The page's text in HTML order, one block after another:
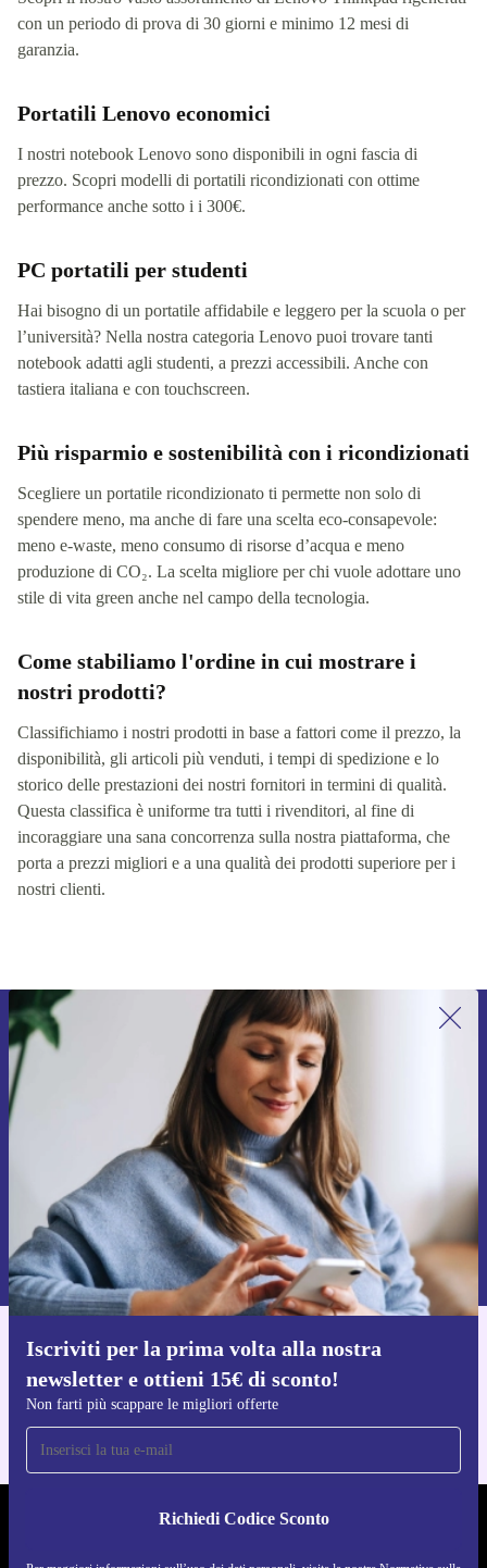
con un periodo di prova di 30 giorni e minimo 12 mesi di
garanzia.
Portatili Lenovo economici
I nostri notebook Lenovo sono disponibili in ogni fascia di
prezzo. Scopri modelli di portatili ricondizionati con ottime
performance anche sotto i i 300€.
PC portatili per studenti
Hai bisogno di un portatile affidabile e leggero per la scuola o per
l’università? Nella nostra categoria Lenovo puoi trovare tanti
notebook adatti agli studenti, a prezzi accessibili. Anche con
tastiera italiana e con touchscreen.
Più risparmio e sostenibilità con i ricondizionati
Scegliere un portatile ricondizionato ti permette non solo di
spendere meno, ma anche di fare una scelta eco-consapevole:
meno e-waste, meno consumo di risorse d’acqua e meno
produzione di CO₂. La scelta migliore per chi vuole adottare uno
stile di vita green anche nel campo della tecnologia.
Come stabiliamo l'ordine in cui mostrare i
nostri prodotti?
Classifichiamo i nostri prodotti in base a fattori come il prezzo, la
disponibilità, gli articoli più venduti, i tempi di spedizione e lo
storico delle prestazioni dei nostri fornitori in termini di qualità.
Questa classifica è uniforme tra tutti i rivenditori, al fine di
incoraggiare una sana concorrenza sulla nostra piattaforma, che
porta a prezzi migliori e a una qualità dei prodotti superiore per i
nostri clienti.
Iscriviti per la prima volta alla nostra
newsletter e ottieni 15€ di sconto!
Non farti più scappare le migliori offerte
Richiedi Codice Sconto
Iscriviti per la prima volta alla nostra
newsletter e ottieni 15€ di sconto!
Non farti più scappare le migliori offerte.
Richiedi codice sconto
Per maggiori informazioni sull’uso dei dati personali, visita la nostra
Normativa sulla privacy
Scarica l'app di refurbed
Per iOS e Android
REFURBED ITALIA - RETHINK NEW.